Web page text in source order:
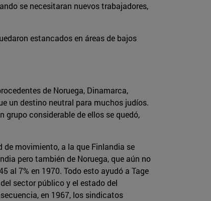
se necesitaran nuevos trabajadores,
estancados en áreas de bajos
de Noruega, Dinamarca,
un destino neutral para muchos judíos.
grupo considerable de ellos se quedó,
de movimiento, a la que Finlandia se
pero también de Noruega, que aún no
al 7% en 1970. Todo esto ayudó a Tage
sector público y el estado del
en 1967, los sindicatos